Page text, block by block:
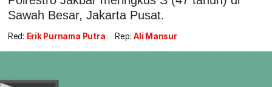
Sawah Besar, Jakarta Pusat.
Red: Erik Purnama Putra Rep: Ali Mansur